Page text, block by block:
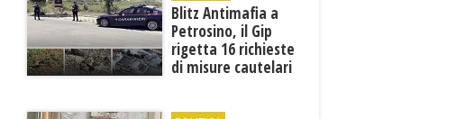
Blitz Antimafia a
Petrosino, il Gip
rigetta 16 richieste
di misure cautelari